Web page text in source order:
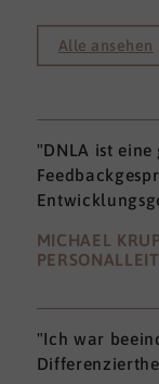
Alle ansehen
"DNLA ist
MICHAEL
"Ich war